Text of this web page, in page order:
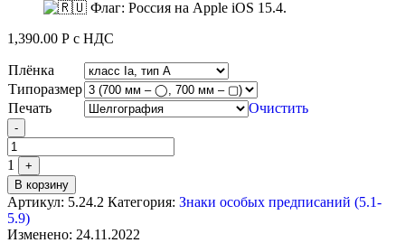
1,390.00 Р с НДС
Плёнка
Типоразмер
Печать
Очистить
Quantity
-
1
+
В корзину
Артикул: 5.24.2 Категория: Знаки особых предписаний (5.1-
5.9)
Изменено: 24.11.2022